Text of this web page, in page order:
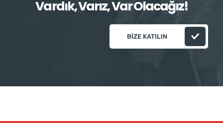
Vardık, Varız, Var Olacağız!
BIZE KATILIN